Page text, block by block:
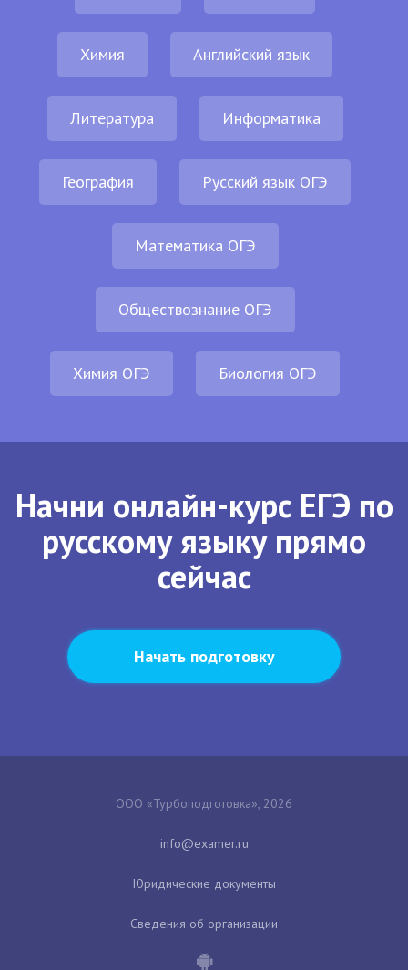
Химия Английский язык
Литература Информатика
География Русский язык ОГЭ
Математика ОГЭ
Обществознание ОГЭ
Химия ОГЭ Биология ОГЭ
Начни онлайн-курс ЕГЭ по
русскому языку прямо
сейчас
Начать подготовку
ООО «Турбоподготовка», 2026
Юридические документы
Сведения об организации